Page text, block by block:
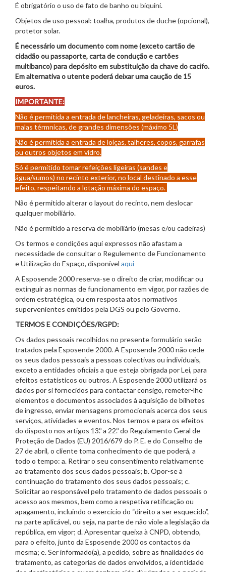
É obrigatório o uso de fato de banho ou biquini.
Objetos de uso pessoal: toalha, produtos de duche (opcional),
protetor solar.
É necessário um documento com nome (exceto cartão de
cidadão ou passaporte, carta de condução e cartões
multibanco) para depósito em substituição da chave do cacifo.
Em alternativa o utente poderá deixar uma caução de 15
euros.
IMPORTANTE:
Não é permitida a entrada de lancheiras, geladeiras, sacos ou
malas térmnicas, de grandes dimensões (máximo 5L)
Não é permitida a entrada de loiças, talheres, copos, garrafas
ou outros objetos em vidro.
Só é permitido tomar refeições ligeiras (sandes e
água/sumos) no recinto exterior, no local destinado a esse
efeito, respeitando a lotação máxima do espaço.
Não é permitido alterar o layout do recinto, nem deslocar
qualquer mobiliário.
Não é permitido a reserva de mobiliário (mesas e/ou cadeiras)
Os termos e condições aqui expressos não afastam a
necessidade de consultar o Regulemento de Funcionamento
e Utilização do Espaço, disponível aqui
A Esposende 2000 reserva-se o direito de criar, modificar ou
extinguir as normas de funcionamento em vigor, por razões de
ordem estratégica, ou em resposta atos normativos
supervenientes emitidos pela DGS ou pelo Governo.
TERMOS E CONDIÇÕES/RGPD:
Os dados pessoais recolhidos no presente formulário serão
tratados pela Esposende 2000. A Esposende 2000 não cede
os seus dados pessoais a pessoas colectivas ou individuais,
exceto a entidades oficiais a que esteja obrigada por Lei, para
efeitos estatísticos ou outros. A Esposende 2000 utilizará os
dados por si fornecidos para contactar consigo, remeter-lhe
elementos e documentos associados à aquisição de bilhetes
de ingresso, enviar mensagens promocionais acerca dos seus
serviços, atividades e eventos. Nos termos e para os efeitos
do disposto nos artigos 13.º a 22.º do Regulamento Geral de
Proteção de Dados (EU) 2016/679 do P. E. e do Conselho de
27 de abril, o cliente toma conhecimento de que poderá, a
todo o tempo: a. Retirar o seu consentimento relativamente
ao tratamento dos seus dados pessoais; b. Opor-se à
continuação do tratamento dos seus dados pessoais; c.
Solicitar ao responsável pelo tratamento de dados pessoais o
acesso aos mesmos, bem como a respetiva retificação ou
apagamento, incluindo o exercício do “direito a ser esquecido”,
na parte aplicável, ou seja, na parte de não viole a legislação da
república, em vigor; d. Apresentar queixa à CNPD, obtendo,
para o efeito, junto da Esposende 2000 os contactos da
mesma; e. Ser informado(a), a pedido, sobre as finalidades do
tratamento, as categorias de dados envolvidos, a identidade